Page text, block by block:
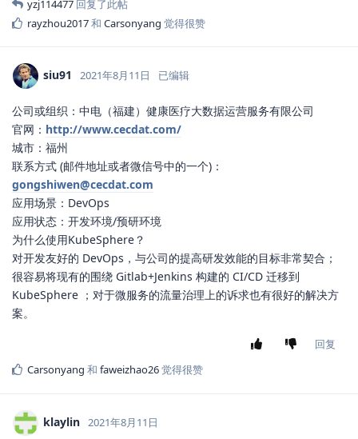
yzj114477 回复了此帖
rayzhou2017和 Carsonyang 觉得很赞
siu91 2021年8月11日 已编辑
公司或组织：中电（福建）健康医疗大数据运营服务有限公司
官网： http://www.cecdat.com/
城市：福州
联系方式 (邮件地址或者微信号中的一个)：
gongshiwen@cecdat.com
应用场景：DevOps
应用状态：开发环境/预研环境
为什么使用KubeSphere？
对开发友好的 DevOps，与公司的提高研发效能的目标非常契合；
很容易将现有的围绕 Gitlab+Jenkins 构建的 CI/CD 迁移到
KubeSphere ；对于微服务的流量治理上的诉求也有很好的解决方
案。
回复
Carsonyang 和 faweizhao26觉得很赞
klaylin 2021年8月11日